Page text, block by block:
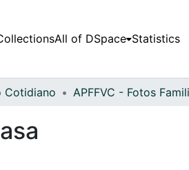
All of DSpace Statistics
Cotidiano